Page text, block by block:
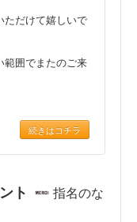
ただけて嬉しいで
範囲でまたのご来
続きはコチラ
ト
指名のな